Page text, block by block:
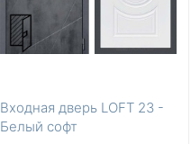
Входная дверь LOFT 23 -
Белый софт